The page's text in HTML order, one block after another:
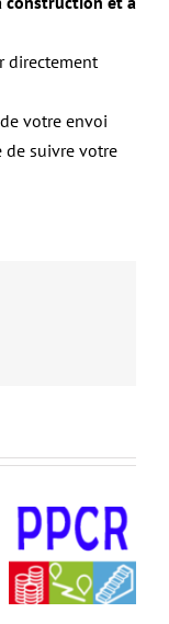
directement
votre envoi
de suivre votre